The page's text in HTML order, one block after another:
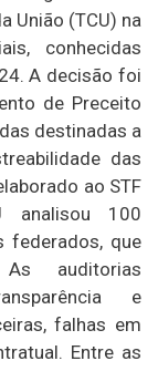
União (TCU) na
conhecidas
A decisão foi
de Preceito
destinadas a
das
ao STF
100
federados, que
auditorias
e
falhas em
Entre as